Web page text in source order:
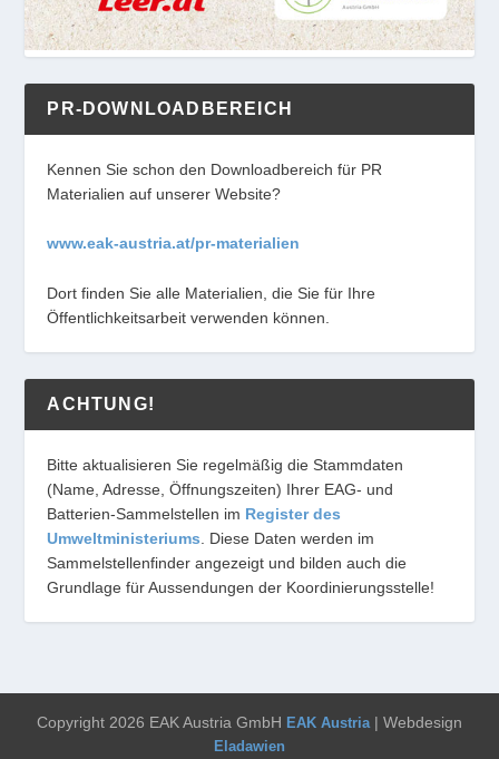
PR-DOWNLOADBEREICH
Kennen Sie schon den Downloadbereich für PR
Materialien auf unserer Website?
www.eak-austria.at/pr-materialien
Dort finden Sie alle Materialien, die Sie für Ihre
Öffentlichkeitsarbeit verwenden können.
ACHTUNG!
Bitte aktualisieren Sie regelmäßig die Stammdaten
(Name, Adresse, Öffnungszeiten) Ihrer EAG- und
Batterien-Sammelstellen im Register des
Umweltministeriums . Diese Daten werden im
Sammelstellenfinder angezeigt und bilden auch die
Grundlage für Aussendungen der Koordinierungsstelle!
Copyright 2026 EAK Austria GmbH EAK Austria | Webdesign
Eladawien